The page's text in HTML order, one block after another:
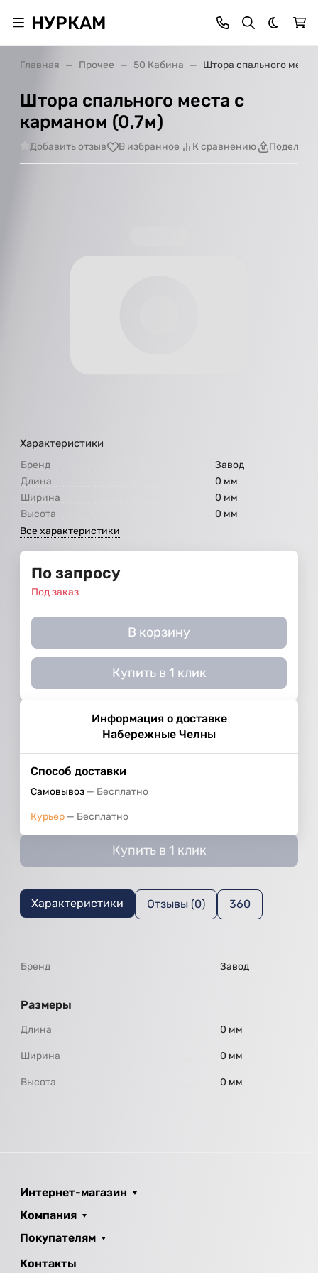
НУРКАМ Темная
Главная Прочее 50 Кабина Штора спального
Штора спального места с
карманом (0,7м)
Добавить отзыв В избранное К сравнению
Характеристики
Бренд
Завод
Длина
0 мм
Ширина
0 мм
Высота
0 мм
Все характеристики
По запросу
Под заказ
В корзину
Купить в 1 клик
Информация о доставке
Набережные Челны
Способ доставки
Самовывоз Бесплатно
Курьер Бесплатно
Купить в 1 клик
Характеристики Отзывы (0) 360
Бренд Завод
Размеры
Длина 0 мм
Ширина 0 мм
Высота 0 мм
Интернет-магазин
Компания
Покупателям
Контакты